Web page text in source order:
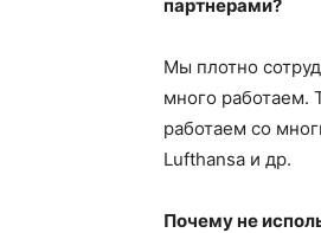
партнерами?
Мы плотно
много работаем.
работаем со
Lufthansa и др.
Почему не